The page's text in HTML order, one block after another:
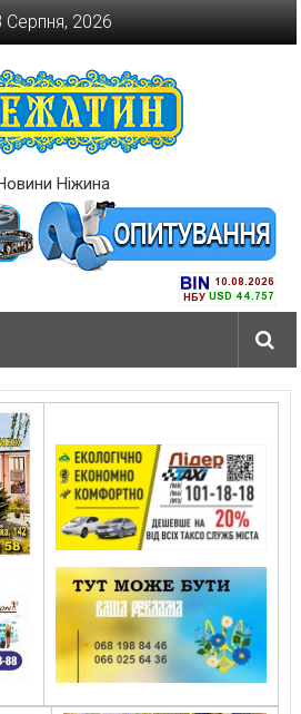
Серпня, 2026
Ніжина